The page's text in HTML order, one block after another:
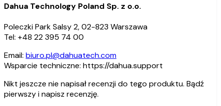
Dahua Technology Poland Sp. z o.o.
Poleczki Park Salsy 2, 02-823 Warszawa
Tel: +48 22 395 74 00
Email: biuro.pl@dahuatech.com
Wsparcie techniczne: https://dahua.support
Nikt jeszcze nie napisał recenzji do tego produktu. Bądź
pierwszy i napisz recenzję.